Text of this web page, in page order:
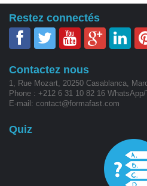
Restez connectés
Contactez nous
1, Rue Mozart, 20250 Casablanca,
Phone : +212 6 31 10 82 16 WhatsApp/
E-mail: contact@formafast.com
Quiz